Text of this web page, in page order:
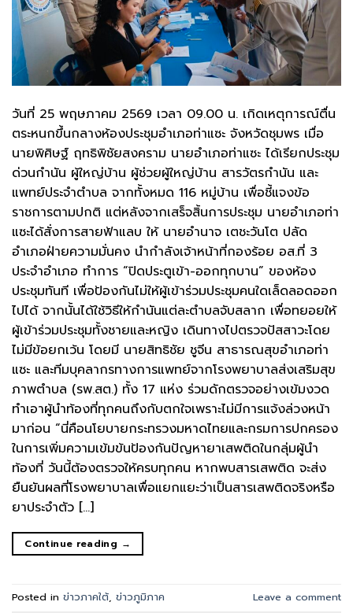
วันที่ 25 พฤษภาคม 2569 เวลา 09.00 น. เกิดเหตุการณ์ตื่น
ตระหนกขึ้นกลางห้องประชุมอำเภอท่าแซะ จังหวัดชุมพร เมื่อ
นายพิศิษฐ์ ฤทธิพิชัยสงคราม นายอำเภอท่าแซะ ได้เรียกประชุม
ด่วนกำนัน ผู้ใหญ่บ้าน ผู้ช่วยผู้ใหญ่บ้าน สารวัตรกำนัน และ
แพทย์ประจำตำบล จากทั้งหมด 116 หมู่บ้าน เพื่อชี้แจงข้อ
ราชการตามปกติ แต่หลังจากเสร็จสิ้นการประชุม นายอำเภอท่า
แซะได้สั่งการสายฟ้าแลบ ให้ นายอำนาจ เตชะวันโต ปลัด
อำเภอฝ่ายความมั่นคง นำกำลังเจ้าหน้าที่กองร้อย อส.ที่ 3
ประจำอำเภอ ทำการ “ปิดประตูเข้า-ออกทุกบาน” ของห้อง
ประชุมทันที เพื่อป้องกันไม่ให้ผู้เข้าร่วมประชุมคนใดเล็ดลอดออก
ไปได้ ​จากนั้นได้ใช้วิธีให้กำนันแต่ละตำบลจับสลาก เพื่อทยอยให้
ผู้เข้าร่วมประชุมทั้งชายและหญิง เดินทางไปตรวจปัสสาวะโดย
ไม่มีข้อยกเว้น โดยมี นายสิทธิชัย ชูจีน สาธารณสุขอำเภอท่า
แซะ และทีมบุคลากรทางการแพทย์จากโรงพยาบาลส่งเสริมสุข
ภาพตำบล (รพ.สต.) ทั้ง 17 แห่ง ร่วมดักตรวจอย่างเข้มงวด
ทำเอาผู้นำท้องที่ทุกคนถึงกับตกใจเพราะไม่มีการแจ้งล่วงหน้า
มาก่อน “นี่คือนโยบายกระทรวงมหาดไทยและกรมการปกครอง
ในการเพิ่มความเข้มข้นป้องกันปัญหายาเสพติดในกลุ่มผู้นำ
ท้องที่ วันนี้ต้องตรวจให้ครบทุกคน หากพบสารเสพติด จะส่ง
ยืนยันผลที่โรงพยาบาลเพื่อแยกแยะว่าเป็นสารเสพติดจริงหรือ
ยาประจำตัว […]
Continue reading →
Posted in ข่าวภาคใต้, ข่าวภูมิภาค Leave a comment